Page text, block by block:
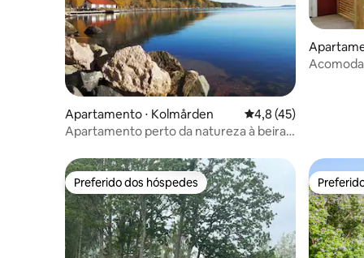
Apartamento ⋅ Kolmården 4,8 de uma avaliação
4,8 (45)
Apartamento perto da natureza à beira-
Preferido dos hóspedes
Preferido dos hóspedes